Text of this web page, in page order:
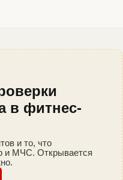
в фитнес-
и то, что
и МЧС. Открывается